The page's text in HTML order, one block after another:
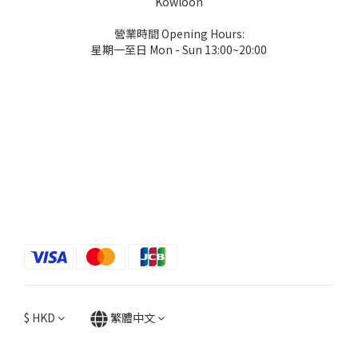
營業時間 Opening Hours:
星期一至日 Mon - Sun 13:00~20:00
$ HKD 繁體中文